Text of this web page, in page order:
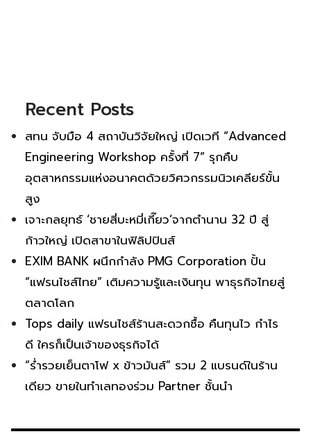
Recent Posts
สทน จับมือ 4 สถาบันวิจัยใหญ่ เปิดเวที “Advanced
Engineering Workshop ครั้งที่ 7” รุกคืบ
อุตสาหกรรมแห่งอนาคตด้วยวิศวกรรมนิวเคลียร์ขั้น
สูง
เจาะกลยุทธ์ ‘ชายสี่บะหมี่เกี๊ยว’จากตำนาน 32 ปี สู่
ก้าวใหญ่ เปิดสาขาในฟิลิปปินส์
EXIM BANK ผนึกกำลัง PMG Corporation ปั้น
“แฟรนไชส์ไทย” เติมความรู้และเงินทุน พาธุรกิจไทยสู่
ตลาดโลก
Tops daily แฟรนไชส์ร้านสะดวกซื้อ คืนทุนไว กำไร
ดี ใครก็เป็นเจ้าของธุรกิจได้
“ร่ำรวยเย็นตาโฟ x ข้าวมันส์” รวม 2 แบรนด์ในร้าน
เดียว ขายในทำเลทองร่วม Partner ชั้นนำ